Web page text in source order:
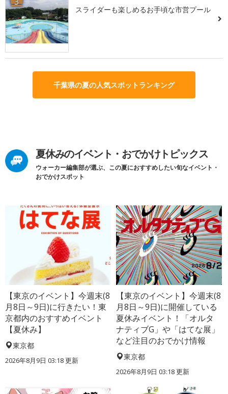
スライダーも楽しめるお手頃な市営プール
千葉県の夏の人気スポットランキング
夏休みのイベント・おでかけトピックス
ウォーカー編集部が選ぶ、この夏におすすめしたい旬なイベント・
おでかけスポット
【東京のイベント】今週末(8
月8日～9日)に行きたい！東
京都内のおすすめイベント
【夏休み】
東京都
2026年8月9日 03:18更新
【東京のイベント】今週末(8
月8日～9日)に開催している
夏休みイベント！「オルタ
ナティブG」や「はてな展」
など注目のおでかけ情報
東京都
2026年8月9日 03:18更新